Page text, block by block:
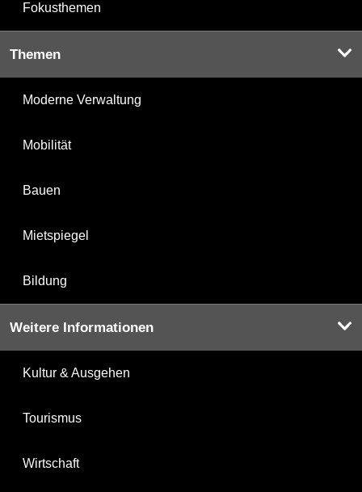
Fokusthemen
Themen
Moderne Verwaltung
Mobilität
Bauen
Mietspiegel
Bildung
Weitere Informationen
Kultur & Ausgehen
Tourismus
Wirtschaft